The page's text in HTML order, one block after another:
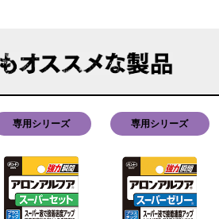
専用シリーズ 専用シリーズ